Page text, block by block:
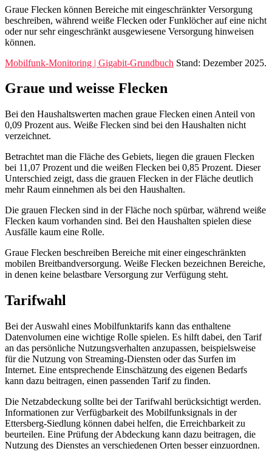
Graue Flecken können Bereiche mit eingeschränkter Versorgung
beschreiben, während weiße Flecken oder Funklöcher auf eine nicht
oder nur sehr eingeschränkt ausgewiesene Versorgung hinweisen
können.
Mobilfunk-Monitoring | Gigabit-Grundbuch Stand: Dezember 2025.
Graue und weisse Flecken
Bei den Haushaltswerten machen graue Flecken einen Anteil von
0,09 Prozent aus. Weiße Flecken sind bei den Haushalten nicht
verzeichnet.
Betrachtet man die Fläche des Gebiets, liegen die grauen Flecken
bei 11,07 Prozent und die weißen Flecken bei 0,85 Prozent. Dieser
Unterschied zeigt, dass die grauen Flecken in der Fläche deutlich
mehr Raum einnehmen als bei den Haushalten.
Die grauen Flecken sind in der Fläche noch spürbar, während weiße
Flecken kaum vorhanden sind. Bei den Haushalten spielen diese
Ausfälle kaum eine Rolle.
Graue Flecken beschreiben Bereiche mit einer eingeschränkten
mobilen Breitbandversorgung. Weiße Flecken bezeichnen Bereiche,
in denen keine belastbare Versorgung zur Verfügung steht.
Tarifwahl
Bei der Auswahl eines Mobilfunktarifs kann das enthaltene
Datenvolumen eine wichtige Rolle spielen. Es hilft dabei, den Tarif
an das persönliche Nutzungsverhalten anzupassen, beispielsweise
für die Nutzung von Streaming-Diensten oder das Surfen im
Internet. Eine entsprechende Einschätzung des eigenen Bedarfs
kann dazu beitragen, einen passenden Tarif zu finden.
Die Netzabdeckung sollte bei der Tarifwahl berücksichtigt werden.
Informationen zur Verfügbarkeit des Mobilfunksignals in der
Ettersberg-Siedlung können dabei helfen, die Erreichbarkeit zu
beurteilen. Eine Prüfung der Abdeckung kann dazu beitragen, die
Nutzung des Dienstes an verschiedenen Orten besser einzuordnen.